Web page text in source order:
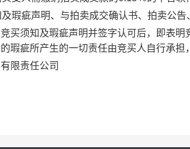
瑕疵声明、与拍卖成交确认书、拍卖公
买须知及瑕疵声明并签字认可后，即表
瑕疵所产生的一切责任由竞买人自行承担
限责任公司